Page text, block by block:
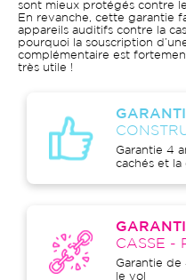
sont mieux protégés contre
En revanche, cette garantie
appareils auditifs contre la
pourquoi la souscription
complémentaire est
très utile !
Garantie 4
cachés et
CASSE -
Garantie de
le vol